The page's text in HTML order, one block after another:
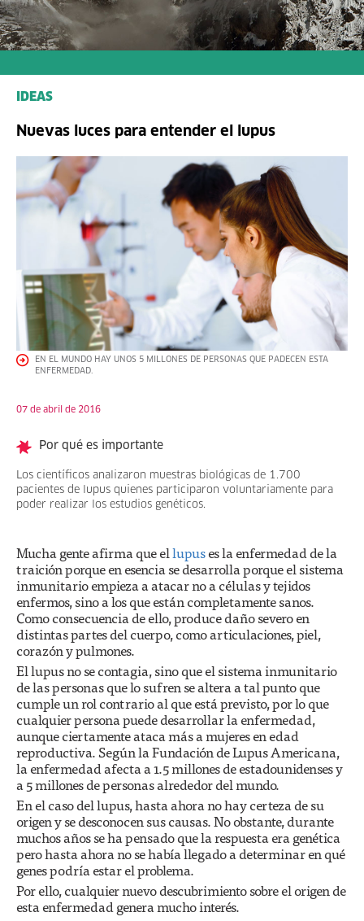
IDEAS
Nuevas luces para entender el lupus
EN EL MUNDO HAY UNOS 5 MILLONES DE PERSONAS QUE PADECEN ESTA
ENFERMEDAD.
07 de abril de 2016
Por qué es importante
Los científicos analizaron muestras biológicas de 1.700
pacientes de lupus quienes participaron voluntariamente para
poder realizar los estudios genéticos.
Mucha gente afirma que ellupuses la enfermedad de la
traición porque en esencia se desarrolla porque el sistema
inmunitario empieza a atacar no a células y tejidos
enfermos, sino a los que están completamente sanos.
Como consecuencia de ello, produce daño severo en
distintas partes del cuerpo, como articulaciones, piel,
corazón y pulmones.
El lupus no se contagia, sino que el sistema inmunitario
de las personas que lo sufren se altera a tal punto que
cumple un rol contrario al que está previsto, por lo que
cualquier persona puede desarrollar la enfermedad,
aunque ciertamente ataca más a mujeres en edad
reproductiva. Según la Fundación de Lupus Americana,
la enfermedad afecta a 1.5 millones de estadounidenses y
a 5 millones de personas alrededor del mundo.
En el caso del lupus, hasta ahora no hay certeza de su
origen y se desconocen sus causas. No obstante, durante
muchos años se ha pensado que la respuesta era genética
pero hasta ahora no se había llegado a determinar en qué
genes podría estar el problema.
Por ello, cualquier nuevo descubrimiento sobre el origen de
esta enfermedad genera mucho interés.